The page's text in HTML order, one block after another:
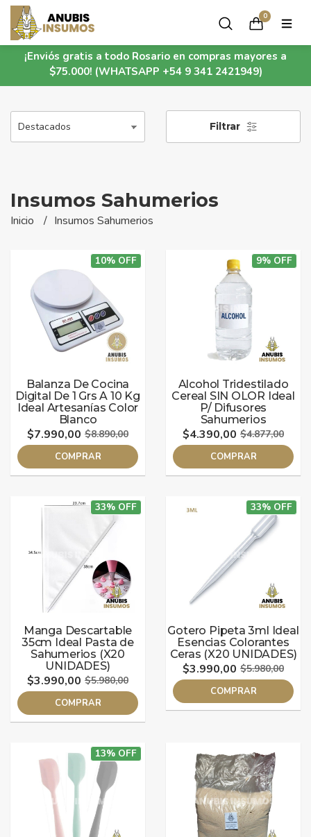
¡Enviós gratis a todo Rosario en compras mayores a
$75.000! (WHATSAPP +54 9 341 2421949)
0
Filtrar
Insumos Sahumerios
Inicio Insumos Sahumerios
10% OFF
Balanza De Cocina
Digital De 1 Grs A 10 Kg
Ideal Artesanías Color
Blanco
$7.990,00 $8.890,00
COMPRAR
9% OFF
Alcohol Tridestilado
Cereal SIN OLOR Ideal
P/ Difusores
Sahumerios
$4.390,00 $4.877,00
COMPRAR
33% OFF
Manga Descartable
35cm Ideal Pasta de
Sahumerios (X20
UNIDADES)
$3.990,00 $5.980,00
COMPRAR
33% OFF
Gotero Pipeta 3ml Ideal
Esencias Colorantes
Ceras (X20 UNIDADES)
$3.990,00 $5.980,00
COMPRAR
13% OFF